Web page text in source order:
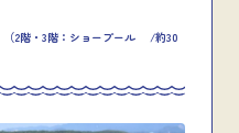
（2階・3階：ショープール /約30